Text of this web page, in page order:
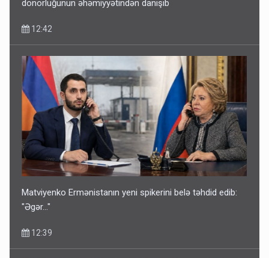
donorluğunun əhəmiyyətindən danışıb
12:42
Matviyenko Ermənistanın yeni spikerini belə təhdid edib:
"Əgər..."
12:39